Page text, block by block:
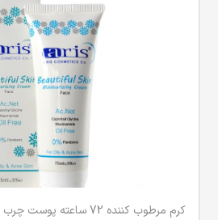
کرم مرطوب کننده 72 ساعته پوست چرب و دارای آکنه اریس